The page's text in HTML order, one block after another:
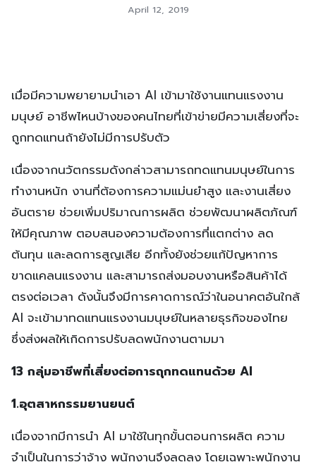
April 12, 2019
เมื่อมีความพยายามนำเอา AI เข้ามาใช้งานแทนแรงงาน
มนุษย์ อาชีพไหนบ้างของคนไทยที่เข้าข่ายมีความเสี่ยงที่จะ
ถูกทดแทนถ้ายังไม่มีการปรับตัว
เนื่องจากนวัตกรรมดังกล่าวสามารถทดแทนมนุษย์ในการ
ทำงานหนัก งานที่ต้องการความแม่นยำสูง และงานเสี่ยง
อันตราย ช่วยเพิ่มปริมาณการผลิต ช่วยพัฒนาผลิตภัณฑ์
ให้มีคุณภาพ ตอบสนองความต้องการที่แตกต่าง ลด
ต้นทุน และลดการสูญเสีย อีกทั้งยังช่วยแก้ปัญหาการ
ขาดแคลนแรงงาน และสามารถส่งมอบงานหรือสินค้าได้
ตรงต่อเวลา ดังนั้นจึงมีการคาดการณ์ว่าในอนาคตอันใกล้
AI จะเข้ามาทดแทนแรงงานมนุษย์ในหลายธุรกิจของไทย
ซึ่งส่งผลให้เกิดการปรับลดพนักงานตามมา
13 กลุ่มอาชีพที่เสี่ยงต่อการถุกทดแทนด้วย AI
1.อุตสาหกรรมยานยนต์
เนื่องจากมีการนำ AI มาใช้ในทุกขั้นตอนการผลิต ความ
จำเป็นในการว่าจ้าง พนักงานจึงลดลง โดยเฉพาะพนักงาน